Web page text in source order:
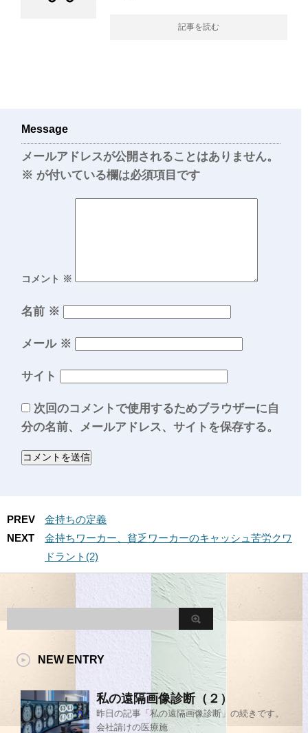
記事を読む
Message
メールアドレスが公開されることはありません。
※ が付いている欄は必須項目です
コメント ※
名前 ※
メール ※
サイト
次回のコメントで使用するためブラウザーに自
分の名前、メールアドレス、サイトを保存する。
PREV
金持ちの定義
NEXT
金持ちワーカー、貧乏ワーカーのキャッシュ苦労クワ
ドラント(2)
NEW ENTRY
私の遠隔画像診断（２）
昨日の記事「私の遠隔画像診断」の続きです。
会社請けの医療施